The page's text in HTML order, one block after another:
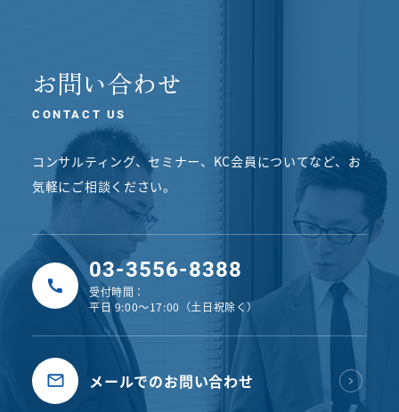
お問い合わせ
CONTACT US
コンサルティング、セミナー、KC会員についてなど、 お
気軽にご相談ください。
03-3556-8388
受付時間：
平日 9:00〜17:00（土日祝除く）
メールでのお問い合わせ